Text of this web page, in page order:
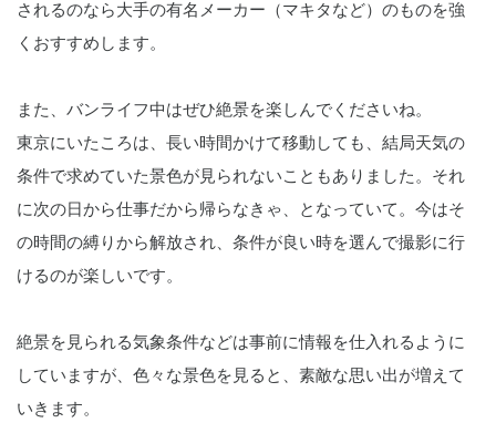
されるのなら大手の有名メーカー（マキタなど）のものを強
くおすすめします。
また、バンライフ中はぜひ絶景を楽しんでくださいね。
東京にいたころは、長い時間かけて移動しても、結局天気の
条件で求めていた景色が見られないこともありました。それ
に次の日から仕事だから帰らなきゃ、となっていて。今はそ
の時間の縛りから解放され、条件が良い時を選んで撮影に行
けるのが楽しいです。
絶景を見られる気象条件などは事前に情報を仕入れるように
していますが、色々な景色を見ると、素敵な思い出が増えて
いきます。